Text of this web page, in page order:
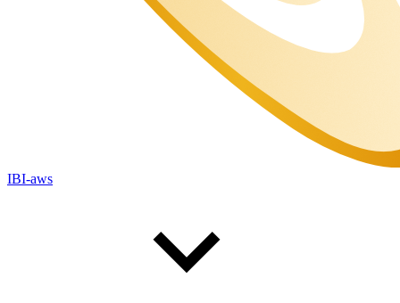
IBI-aws